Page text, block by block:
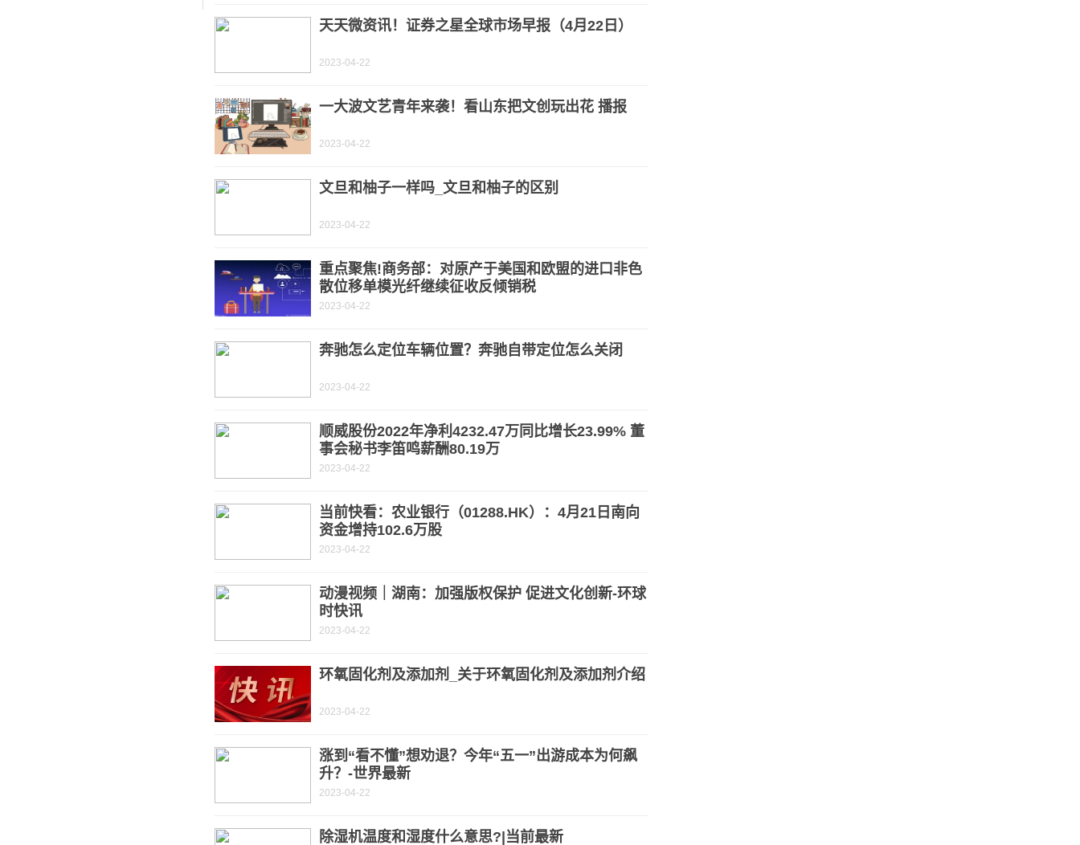
天天微资讯！证券之星全球市场早报（4月22日）
2023-04-22
一大波文艺青年来袭！看山东把文创玩出花 播报
2023-04-22
文旦和柚子一样吗_文旦和柚子的区别
2023-04-22
重点聚焦!商务部：对原产于美国和欧盟的进口非色
散位移单模光纤继续征收反倾销税
2023-04-22
奔驰怎么定位车辆位置？奔驰自带定位怎么关闭
2023-04-22
顺威股份2022年净利4232.47万同比增长23.99% 董
事会秘书李笛鸣薪酬80.19万
2023-04-22
当前快看：农业银行（01288.HK）：4月21日南向
资金增持102.6万股
2023-04-22
动漫视频｜湖南：加强版权保护 促进文化创新-环球
时快讯
2023-04-22
环氧固化剂及添加剂_关于环氧固化剂及添加剂介绍
2023-04-22
涨到“看不懂”想劝退？今年“五一”出游成本为何飙
升？-世界最新
2023-04-22
除湿机温度和湿度什么意思?|当前最新